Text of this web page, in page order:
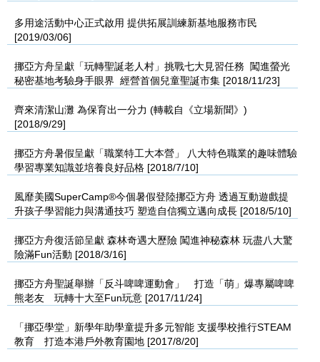
多用途活動中心正式啟用 提供拓展訓練新基地服務市民
[2019/03/06]
挪亞方舟呈獻「玩轉聖誕老人村」挑戰七大見習任務 闖進螢光
秘密基地考驗身手眼界 經營首個兒童聖誕市集 [2018/11/23]
齊來清潔山灘 為保育出一分力 (轉載自《立場新聞》)
[2018/9/29]
挪亞方舟暑假呈獻「職業特工大本營」 八大特色職業的趣味體驗
學習專業知識並培養良好品格 [2018/7/10]
風靡美國SuperCamp®今個暑假登陸挪亞方舟 透過互動遊戲提
升孩子學習能力與溝通技巧 塑造自信獨立邁向成長 [2018/5/10]
挪亞方舟復活節呈獻 森林奇遇大歷險 闖進神秘森林 玩盡八大驚
險滿Fun活動 [2018/3/16]
挪亞方舟聖誕舉辦「反斗啤啤運動會」 打造「萌」爆專屬啤啤
熊老友 玩轉十大至Fun玩意 [2017/11/24]
「挪亞學堂」新學年助學童提升多元智能 支援學校推行STEAM
教育 打造本港戶外教育園地 [2017/8/20]